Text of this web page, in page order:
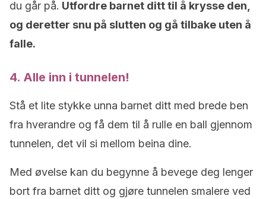
du går på. Utfordre barnet ditt til å krysse den,
og deretter snu på slutten og gå tilbake uten å
falle.
4. Alle inn i tunnelen!
Stå et lite stykke unna barnet ditt med brede ben
fra hverandre og få dem til å rulle en ball gjennom
tunnelen, det vil si mellom beina dine.
Med øvelse kan du begynne å bevege deg lenger
bort fra barnet ditt og gjøre tunnelen smalere ved